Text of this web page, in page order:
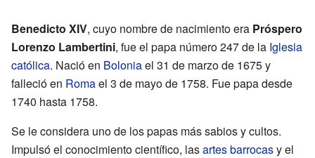
Benedicto XIV, cuyo nombre de nacimiento era Próspero
Lorenzo Lambertini, fue el papa número 247 de la Iglesia
católica. Nació en Boloniael 31 de marzo de 1675 y
falleció en Romael 3 de mayo de 1758. Fue papa desde
1740 hasta 1758.
Se le considera uno de los papas más sabios y cultos.
Impulsó el conocimiento científico, lasartes barrocasy el